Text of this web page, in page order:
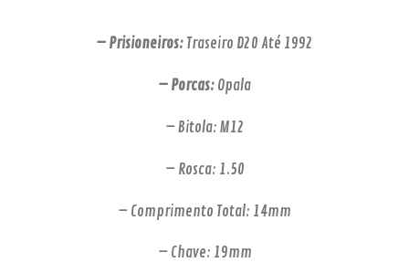
– Prisioneiros: Traseiro D20 Até 1992
– Porcas: Opala
– Bitola: M12
– Rosca: 1.50
– Comprimento Total: 14mm
– Chave: 19mm